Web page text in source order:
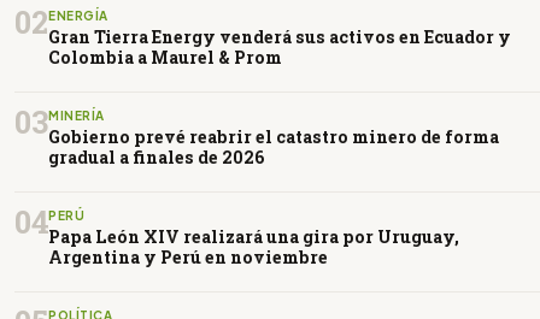
02ENERGÍA
Gran Tierra Energy venderá sus activos en Ecuador y
Colombia a Maurel & Prom
03MINERÍA
Gobierno prevé reabrir el catastro minero de forma
gradual a finales de 2026
04PERÚ
Papa León XIV realizará una gira por Uruguay,
Argentina y Perú en noviembre
POLÍTICA